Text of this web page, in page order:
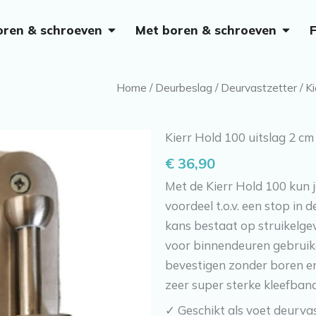
& schroeven Open Zonder boren & schroeven
Met boren & schroeven Open
Home / Deurbeslag / Deurvastzetter /
Kierr Hold 100 uitslag 2
€ 36,90
Met de Kierr Hold 100
voordeel t.o.v. een stop in
kans bestaat op
voor binnendeuren
bevestigen zonder boren
zeer super sterke
✓ Geschikt als voet